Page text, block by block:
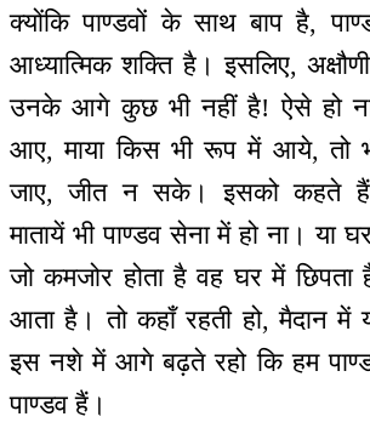
क्योंकि पाण्डवों के साथ बाप है,
आध्यात्मिक शक्ति है। इसलिए,
उनके आगे कुछ भी नहीं है! ऐसे हो
आए, माया किस भी रूप में आये, तो
जाए, जीत न सके। इसको कहते हैं
मातायें भी पाण्डव सेना में हो ना। या
जो कमजोर होता है वह घर में छिपता
आता है। तो कहाँ रहती हो, मैदान में
इस नशे में आगे बढ़ते रहो कि हम
पाण्डव हैं।